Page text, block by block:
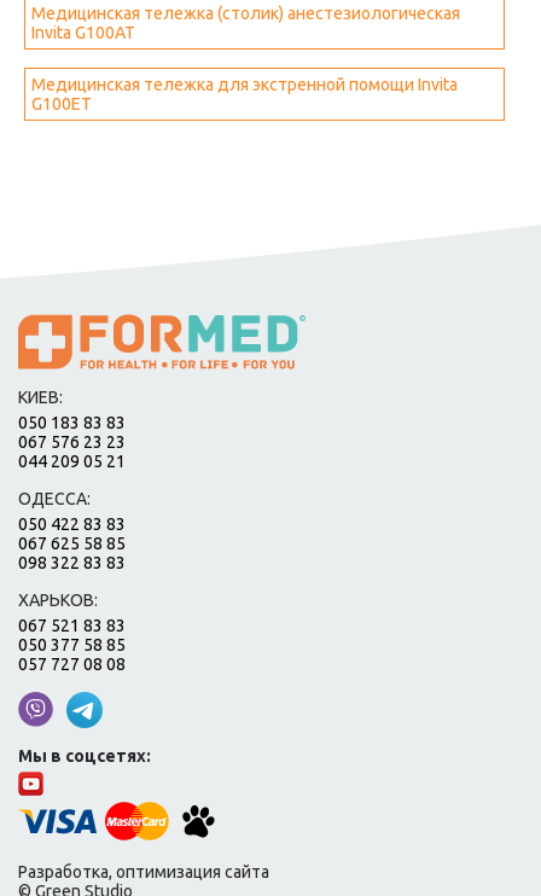
Медицинская тележка (столик) анестезиологическая
Invita G100AT
Медицинская тележка для экстренной помощи Invita
G100ET
КИЕВ:
050 183 83 83
067 576 23 23
044 209 05 21
ОДЕССА:
050 422 83 83
067 625 58 85
098 322 83 83
ХАРЬКОВ:
067 521 83 83
050 377 58 85
057 727 08 08
Мы в соцсетях:
Разработка, оптимизация сайта
© Green Studio